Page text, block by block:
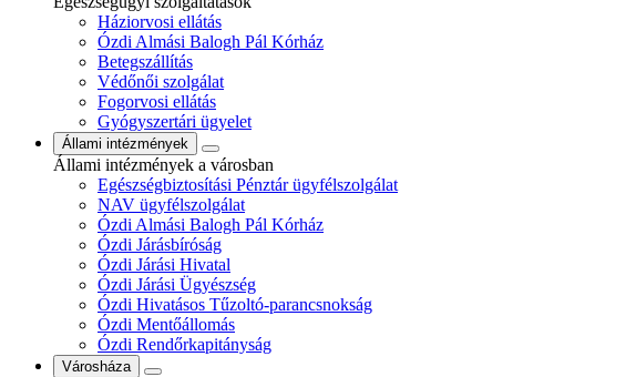
Háziorvosi ellátás
Ózdi Almási Balogh Pál Kórház
Betegszállítás
Védőnői szolgálat
Fogorvosi ellátás
Gyógyszertári ügyelet
Állami intézmények
Állami intézmények a városban
Egészségbiztosítási Pénztár ügyfélszolgálat
NAV ügyfélszolgálat
Ózdi Almási Balogh Pál Kórház
Ózdi Járásbíróság
Ózdi Járási Hivatal
Ózdi Járási Ügyészség
Ózdi Hivatásos Tűzoltó-parancsnokság
Ózdi Mentőállomás
Ózdi Rendőrkapitányság
Városháza